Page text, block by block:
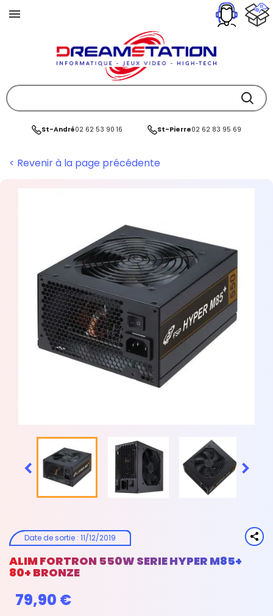
St-André02 62 53 90 16 St-Pierre02 62 83 95 69
< Revenir à la page précédente
 
Date de sortie : 11/12/2019
ALIM FORTRON 550W SERIE HYPER M85+
80+ BRONZE
79,90 €